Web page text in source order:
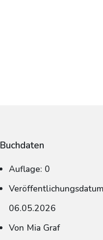
Buchdaten
Auflage: 0
06.05.2026
Von Mia Graf